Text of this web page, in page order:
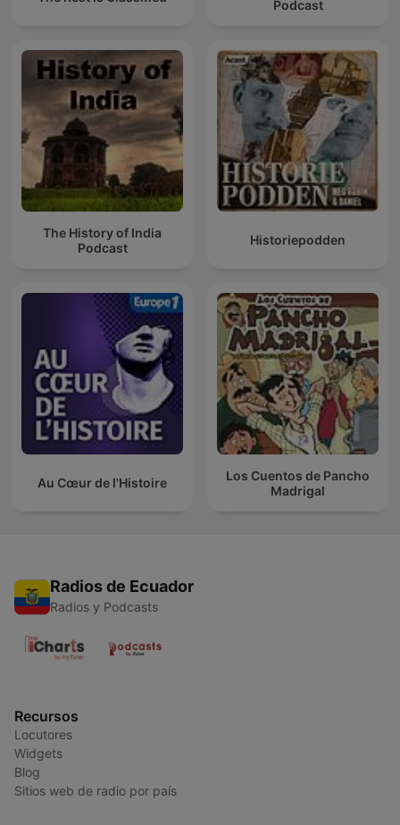
Podcast
The History of India
Podcast
Historiepodden
Au Cœur de l'Histoire
Los Cuentos de Pancho
Madrigal
Radios de Ecuador
Radios y Podcasts
Recursos
Locutores
Widgets
Blog
Sitios web de radio por país